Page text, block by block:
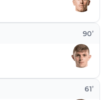
61’
90’